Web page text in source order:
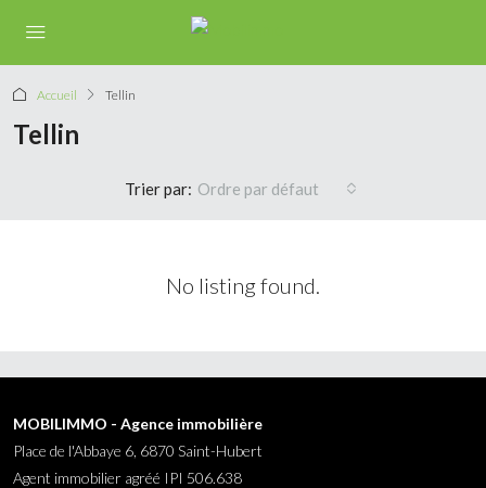
Accueil Tellin
Tellin
Trier par: Ordre par défaut
No listing found.
MOBILIMMO - Agence immobilière
Place de l'Abbaye 6, 6870 Saint-Hubert
Agent immobilier agréé IPI 506.638